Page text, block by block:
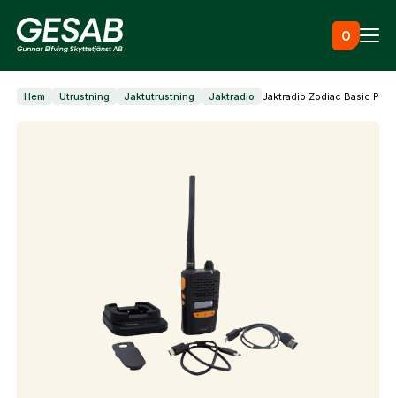
0
Ammunition
Jaktkläder & skor
Måltavlor
Hem Utrustning Jaktutrustning Jaktradio Jaktradio Zodiac Basic Pro